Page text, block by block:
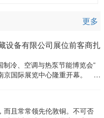
更多
设备有限公司展位前客商扎
制冷、空调与热泵节能博览会”
京国际展览中心隆重开幕。
国际展览中心隆重开幕。常州
限公司展位前客商扎堆。
而且常常领先伦敦铜。不可否